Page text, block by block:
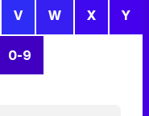
V W X Y
0-9